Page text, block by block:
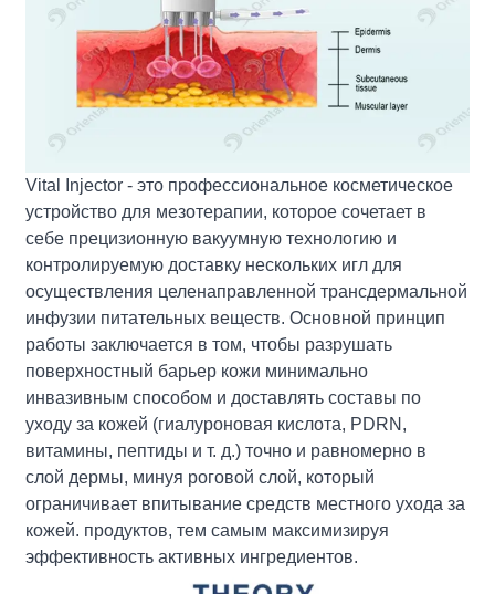
Vital Injector - это профессиональное косметическое
устройство для мезотерапии, которое сочетает в
себе прецизионную вакуумную технологию и
контролируемую доставку нескольких игл для
осуществления целенаправленной трансдермальной
инфузии питательных веществ. Основной принцип
работы заключается в том, чтобы разрушать
поверхностный барьер кожи минимально
инвазивным способом и доставлять составы по
уходу за кожей (гиалуроновая кислота, PDRN,
витамины, пептиды и т. д.) точно и равномерно в
слой дермы, минуя роговой слой, который
ограничивает впитывание средств местного ухода за
кожей. продуктов, тем самым максимизируя
эффективность активных ингредиентов.